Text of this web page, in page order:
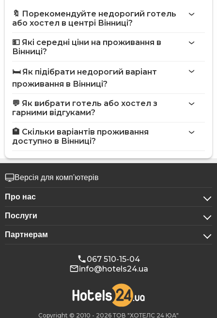
🔖 Порекомендуйте недорогий готель
або хостел в центрі Вінниці?
💵 Які середні ціни на проживання в
Вінниці?
🛏️ Як підібрати недорогий варіант
проживання в Вінниці?
💬 Як вибрати готель або хостел з
гарними відгуками?
🏨 Скільки варіантів проживання
доступно в Вінниці?
Версія для комп'ютерів
Про нас
Про компанію
Конфіденційність
Наші партнери
Реклама на Hotels24
Послуги
Для бізнес-клієнтів
Бронювання для груп
Конференц-зали
Партнерам
Програма для афіліатів
067 510-15-04
info@hotels24.ua
Copyright © 2010 - 2026 ТОВ "ХОТЕЛС 24 ЮА"